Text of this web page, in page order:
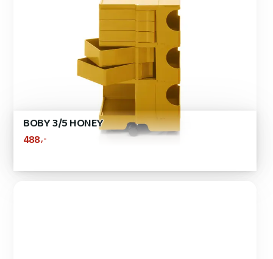
BOBY 3/5 HONEY
488,-